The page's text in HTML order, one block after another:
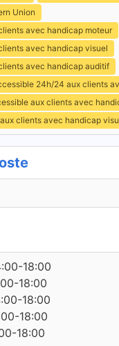
Union
avec handicap moteur
avec handicap visuel
avec handicap auditif
24h/24 aux clients
aux clients avec
clients avec handicap
18:00
18:00
18:00
18:00
18:00